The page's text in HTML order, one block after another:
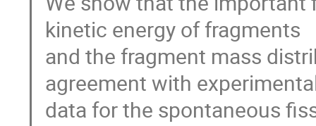
kinetic energy of fragments
and the fragment mass
agreement with
data for the spontaneous